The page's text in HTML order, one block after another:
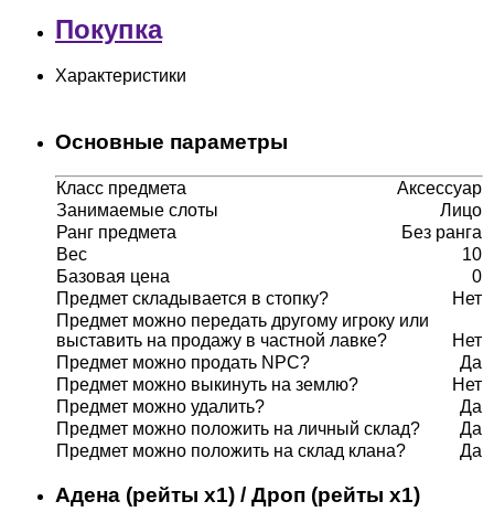
Покупка
Характеристики
Основные параметры
Класс предмета
Аксессуар
Занимаемые слоты
Лицо
Ранг предмета
Без ранга
Вес
10
Базовая цена
0
Предмет складывается в стопку?
Нет
Предмет можно передать другому игроку или
выставить на продажу в частной лавке?
Нет
Предмет можно продать NPC?
Да
Предмет можно выкинуть на землю?
Нет
Предмет можно удалить?
Да
Предмет можно положить на личный склад?
Да
Предмет можно положить на склад клана?
Да
Адена (рейты x1) / Дроп (рейты x1)